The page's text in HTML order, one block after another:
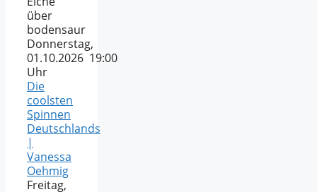
über
bodensaur
Donnerstag,
01.10.2026 19:00
Uhr
Die
coolsten
Spinnen
Deutschlands
|
Vanessa
Oehmig
Freitag,